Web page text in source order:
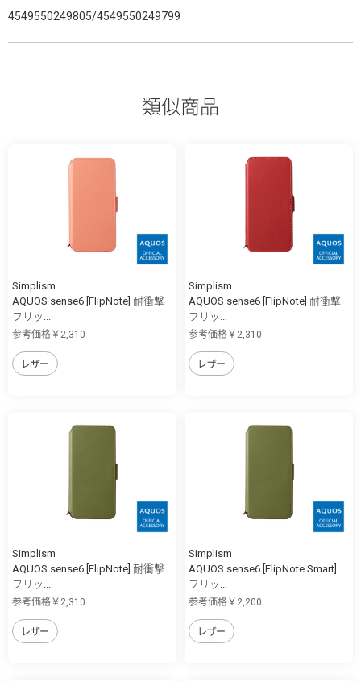
4549550249805/4549550249799
類似商品
Simplism
AQUOS sense6 [FlipNote] 耐衝撃
フリッ...
参考価格￥2,310
レザー
Simplism
AQUOS sense6 [FlipNote] 耐衝撃
フリッ...
参考価格￥2,310
レザー
Simplism
AQUOS sense6 [FlipNote] 耐衝撃
フリッ...
参考価格￥2,310
レザー
Simplism
AQUOS sense6 [FlipNote Smart]
フリッ...
参考価格￥2,200
レザー